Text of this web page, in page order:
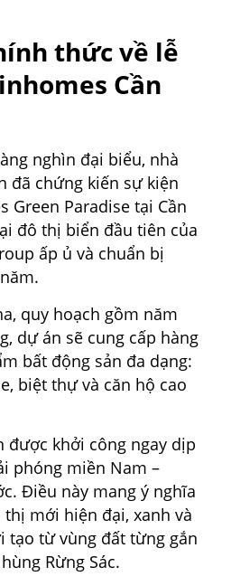
thức về lễ
Cần
nghìn đại biểu, nhà
đã chứng kiến sự kiện
Green Paradise tại Cần
đô thị biển đầu tiên của
ấp ủ và chuẩn bị
quy hoạch gồm năm
dự án sẽ cung cấp hàng
bất động sản đa dạng:
biệt thự và căn hộ cao
khởi công ngay dịp
phóng miền Nam –
Điều này mang ý nghĩa
mới hiện đại, xanh và
tạo từ vùng đất từng gắn
Rừng Sác.